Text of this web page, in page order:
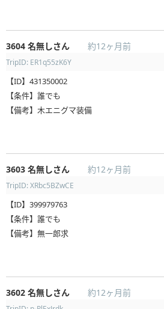
3604 名無しさん 約12ヶ月前
TripID: ER1q55zK6Y
【ID】431350002
【条件】誰でも
【備考】木エニグマ装備
3603 名無しさん 約12ヶ月前
TripID: XRbc5BZwCE
【ID】399979763
【条件】誰でも
【備考】無一郎求
3602 名無しさん 約12ヶ月前